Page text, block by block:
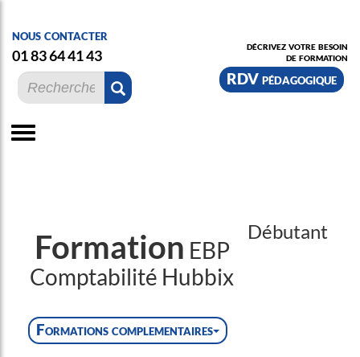
nous contacter
01 83 64 41 43
décrivez votre besoin
de formation
RDV pédagogique
Formation EBP
Comptabilité Hubbix
Débutant
Formations complementaires